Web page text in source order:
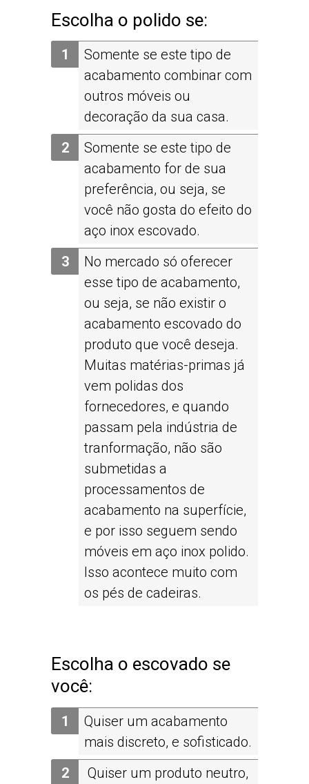
Escolha o polido se:
Somente se este tipo de
acabamento combinar com
outros móveis ou
decoração da sua casa.
Somente se este tipo de
acabamento for de sua
preferência, ou seja, se
você não gosta do efeito do
aço inox escovado.
No mercado só oferecer
esse tipo de acabamento,
ou seja, se não existir o
acabamento escovado do
produto que você deseja.
Muitas matérias-primas já
vem polidas dos
fornecedores, e quando
passam pela indústria de
tranformação, não são
submetidas a
processamentos de
acabamento na superfície,
e por isso seguem sendo
móveis em aço inox polido.
Isso acontece muito com
os pés de cadeiras.
Escolha o escovado se
você:
Quiser um acabamento
mais discreto, e sofisticado.
Quiser um produto neutro,